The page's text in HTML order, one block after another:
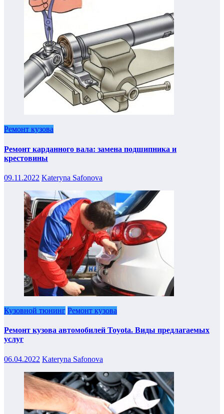
Ремонт кузова
Ремонт карданного вала: замена подшипника и
крестовины
09.11.2022 Kateryna Safonova
Кузовной тюнинг Ремонт кузова
Ремонт кузова автомобилей Toyota. Виды предлагаемых
услуг
06.04.2022 Kateryna Safonova